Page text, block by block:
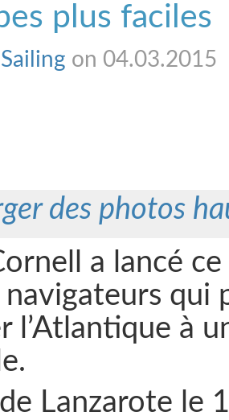
plus faciles
on 04.03.2015
des photos
a lancé
navigateurs qui
l’Atlantique à
Lanzarote le